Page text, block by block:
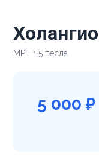
МРТ 1.5 тесла
5 000 ₽